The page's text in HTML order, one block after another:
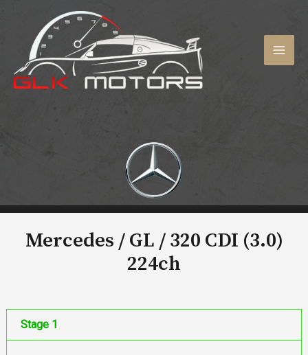
contenu
Mercedes / GL /320 CDI (3.0)
224ch
Stage 1